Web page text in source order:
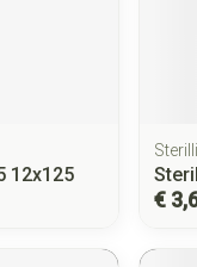
12x125
€